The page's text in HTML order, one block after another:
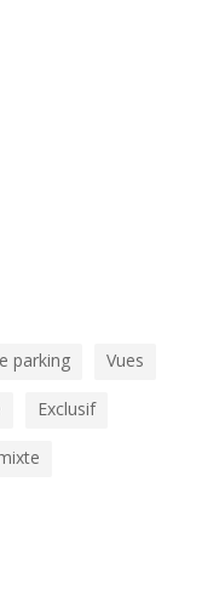
parking Vues
Exclusif